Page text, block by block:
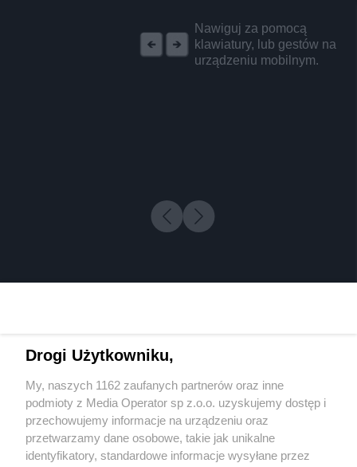
Nawiguj za pomocą
klawiatury, lub gestów na
urządzeniu mobilnym.
Wydawca mediów lokalnych
Drogi Użytkowniku,
My, naszych 1162 zaufanych partnerów oraz inne
podmioty z Media Operator sp z.o.o. uzyskujemy dostęp i
przechowujemy informacje na urządzeniu oraz
przetwarzamy dane osobowe, takie jak unikalne
identyfikatory, standardowe informacje wysyłane przez